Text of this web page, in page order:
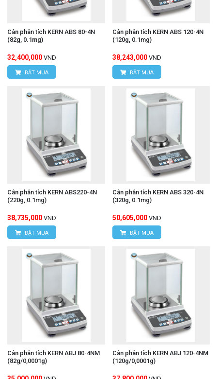
Cân phân tích KERN ABS 80-4N
(82g, 0.1mg)
32,400,000 VND
ĐẶT MUA
Cân phân tích KERN ABS 120-4N
(120g, 0.1mg)
38,243,000 VND
ĐẶT MUA
Cân phân tích KERN ABS220-4N
(220g, 0.1mg)
38,735,000 VND
ĐẶT MUA
Cân phân tích KERN ABS 320-4N
(320g, 0.1mg)
50,605,000 VND
ĐẶT MUA
Cân phân tích KERN ABJ 80-4NM
(82g/0,0001g)
Cân phân tích KERN ABJ 120-4NM
(120g/0,0001g)